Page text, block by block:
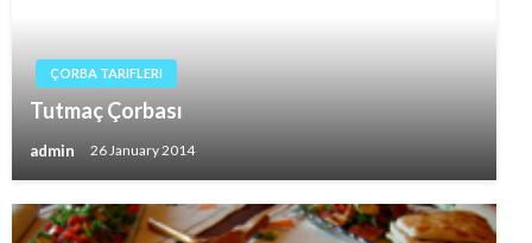
ÇORBA TARIFLERI
Tutmaç Çorbası
admin 26 January 2014